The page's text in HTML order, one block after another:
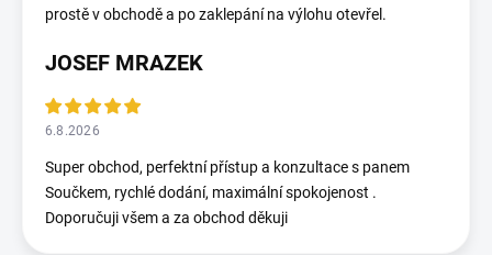
prostě v obchodě a po zaklepání na výlohu otevřel.
JOSEF MRAZEK
6.8.2026
Super obchod, perfektní přístup a konzultace s panem
Součkem, rychlé dodání, maximální spokojenost .
Doporučuji všem a za obchod děkuji